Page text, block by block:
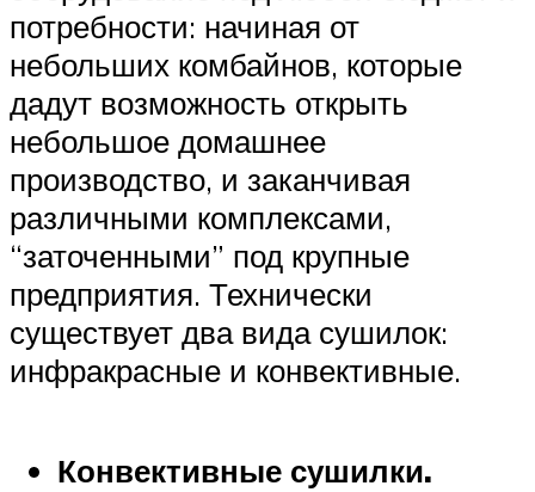
потребности: начиная от
небольших комбайнов, которые
дадут возможность открыть
небольшое домашнее
производство, и заканчивая
различными комплексами,
“заточенными” под крупные
предприятия. Технически
существует два вида сушилок:
инфракрасные и конвективные.
Конвективные сушилки.